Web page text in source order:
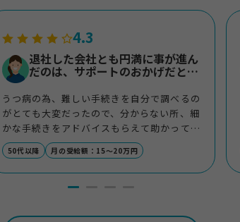
4.3
退社した会社とも円満に事が進ん
だのは、サポートのおかげだと感
うつ病の為、難しい手続きを自分で調べるの
がとても大変だったので、分からない所、細
かな手続きをアドバイスもらえて助かってい
る。
退社した会社とも円満に事が進んだのは、サ
ポートのおかげだと感謝してます。
50代以降 月の受給額：15〜20万円